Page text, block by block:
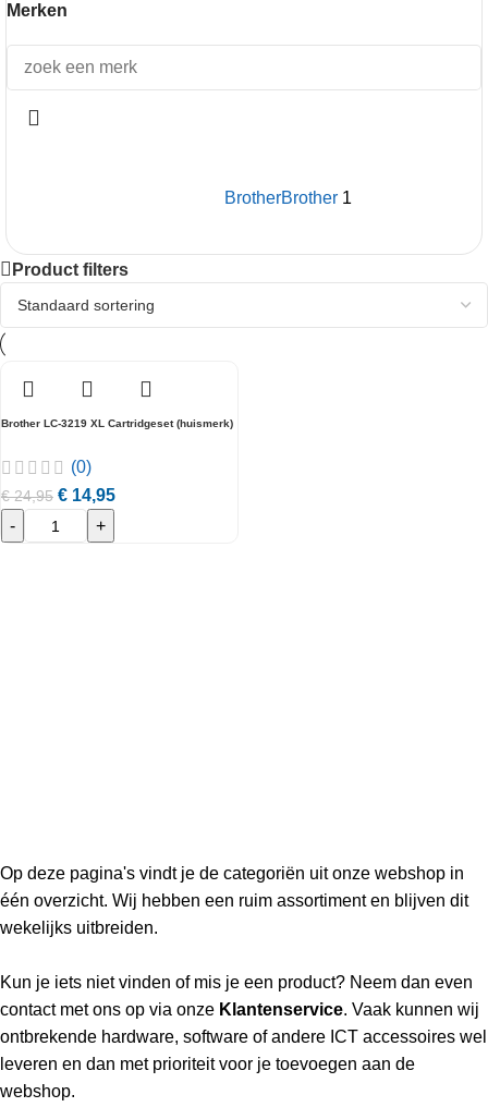
Merken
BrotherBrother 1
Product filters
Brother LC-3219 XL Cartridgeset (huismerk)
(0)
€24,95 € 14,95
-
+
Op deze pagina's vindt je de categoriën uit onze webshop in
één overzicht. Wij hebben een ruim assortiment en blijven dit
wekelijks uitbreiden.
Kun je iets niet vinden of mis je een product? Neem dan even
contact met ons op via onze Klantenservice. Vaak kunnen wij
ontbrekende hardware, software of andere ICT accessoires wel
leveren en dan met prioriteit voor je toevoegen aan de
webshop.